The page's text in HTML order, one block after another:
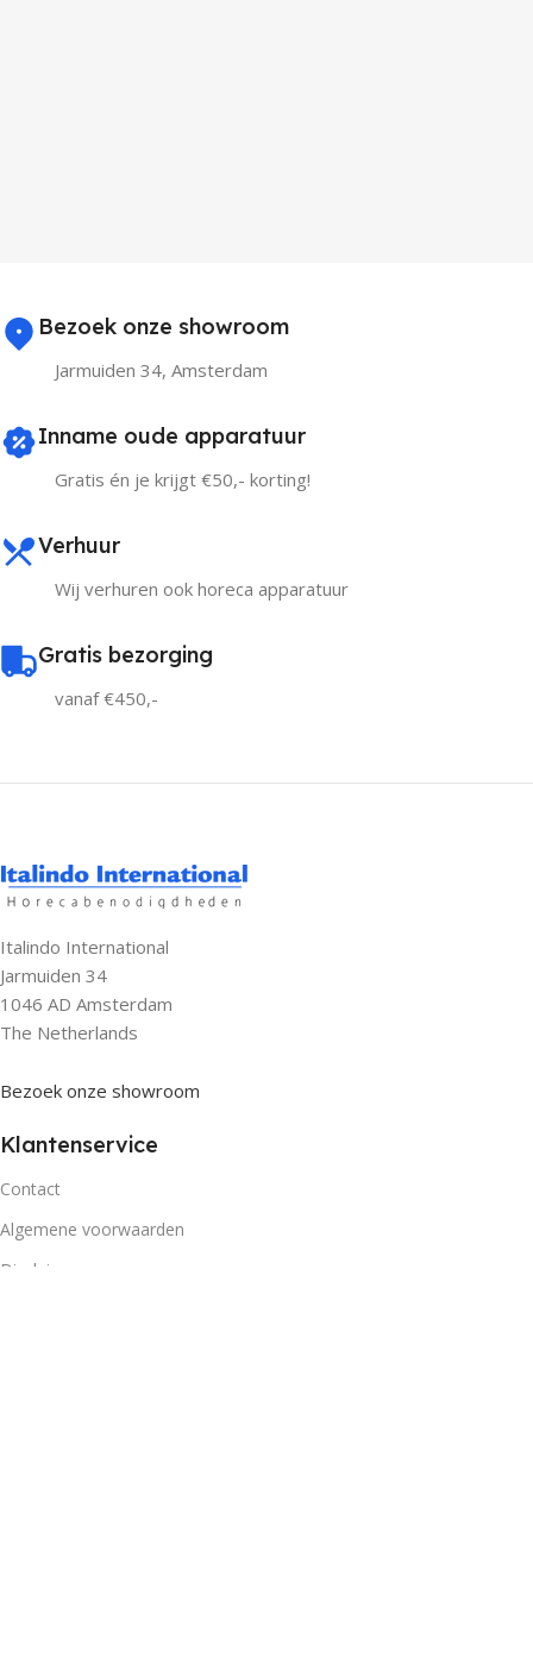
Bezoek onze showroom
Jarmuiden 34, Amsterdam
Inname oude apparatuur
Gratis én je krijgt €50,- korting!
Verhuur
Wij verhuren ook horeca apparatuur
Gratis bezorging
vanaf €450,-
Italindo International
Jarmuiden 34
1046 AD Amsterdam
The Netherlands
Bezoek onze showroom
Klantenservice
Contact
Algemene voorwaarden
Disclaimer